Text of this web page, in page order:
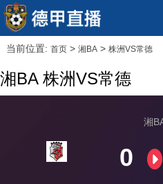
当前位置: 首页> 湘BA> 株洲VS常德
湘BA 株洲VS常德
湘
0